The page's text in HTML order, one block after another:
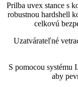
Prilba uvex stance s
robustnou hardshell
celkovú
Uzatvárateľné
S pomocou
aby